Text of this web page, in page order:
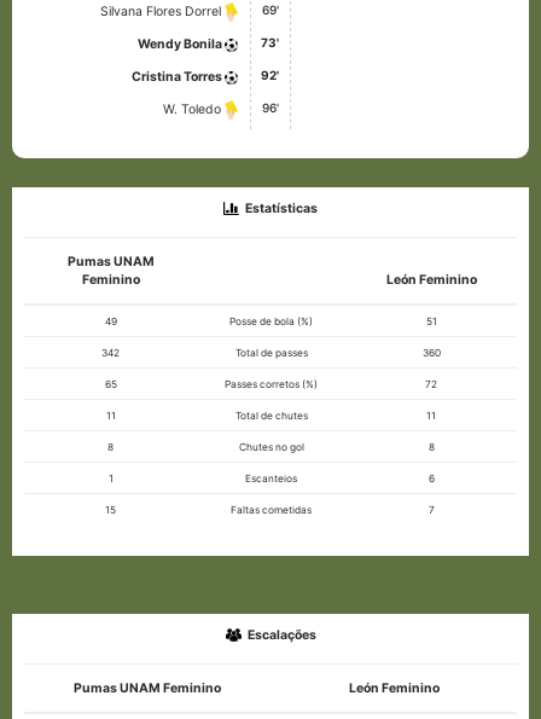
Silvana Flores Dorrel 69'
Wendy Bonila 73'
Cristina Torres 92'
W. Toledo 96'
Estatísticas
Pumas UNAM
Feminino
León Feminino
49 Posse de bola (%) 51
342 Total de passes 360
65 Passes corretos (%) 72
11 Total de chutes 11
8 Chutes no gol 8
1 Escanteios 6
15 Faltas cometidas 7
Escalações
Pumas UNAM Feminino León Feminino